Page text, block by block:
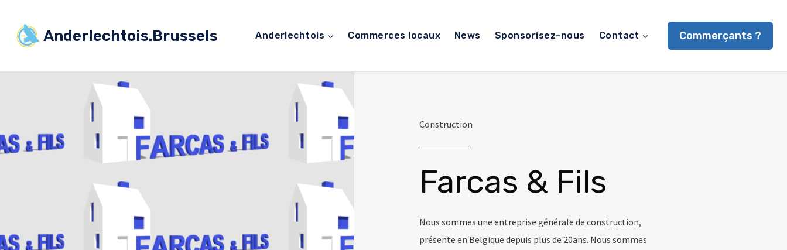
Anderlechtois.Brussels Anderlechtois Commerces locaux News Sponsorisez-nous Contact Commerçants ?
Construction
Farcas & Fils
Nous sommes une entreprise générale de construction,
présente en Belgique depuis plus de 20ans. Nous sommes